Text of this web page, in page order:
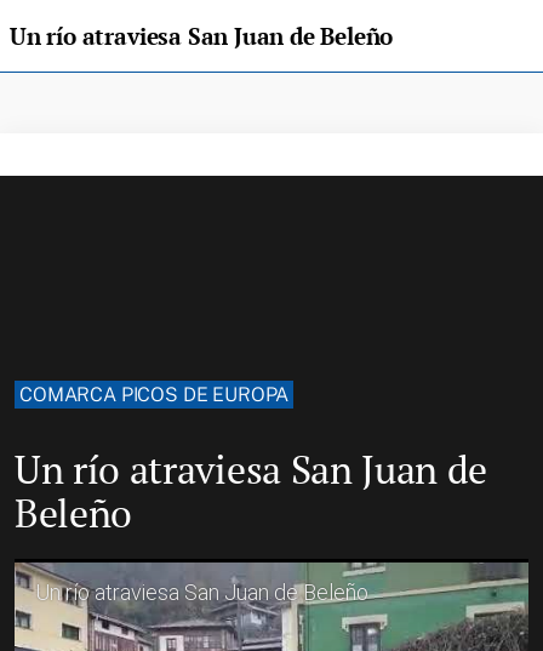
Un río atraviesa San Juan de Beleño
COMARCA PICOS DE EUROPA
Un río atraviesa San Juan de
Beleño
Un río atraviesa San Juan de Beleño